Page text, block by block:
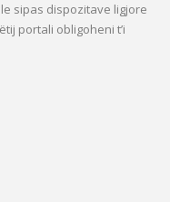
sipas dispozitave ligjore
portali obligoheni t’i